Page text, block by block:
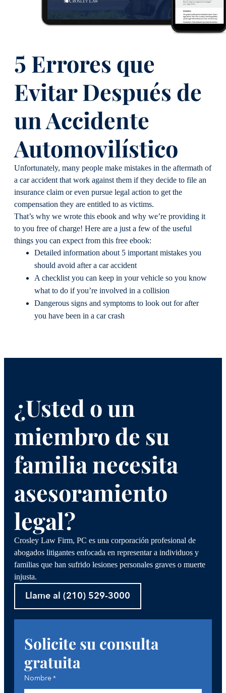
5 Errores que
Evitar Después de
un Accidente
Automovilístico
Unfortunately, many people make mistakes in the aftermath of
a car accident that work against them if they decide to file an
insurance claim or even pursue legal action to get the
compensation they are entitled to as victims.
That’s why we wrote this ebook and why we’re providing it
to you free of charge! Here are a just a few of the useful
things you can expect from this free ebook:
Detailed information about 5 important mistakes you
should avoid after a car accident
A checklist you can keep in your vehicle so you know
what to do if you’re involved in a collision
Dangerous signs and symptoms to look out for after
you have been in a car crash
¿Usted o un
miembro de su
familia necesita
asesoramiento
legal?
Crosley Law Firm, PC es una corporación profesional de
abogados litigantes enfocada en representar a individuos y
familias que han sufrido lesiones personales graves o muerte
injusta.
Llame al (210) 529-3000
Solicite su consulta
gratuita
Nombre*